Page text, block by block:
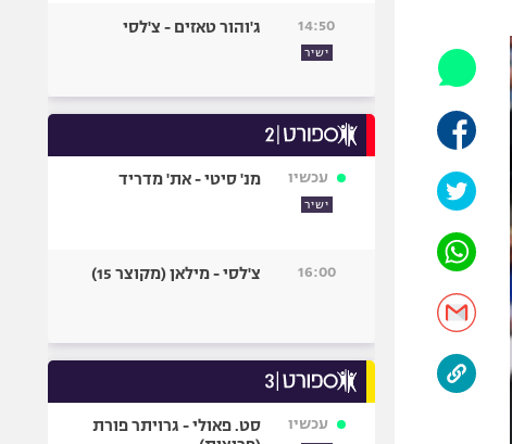
אופניים
כדורמים
פוטבול אמריקאי NFL
בייסבול MLB
14:50
ישיר
ג'והור טאזים - צ'לסי
עכשיו
ישיר
מנ' סיטי - את' מדריד
16:00 צ'לסי - מילאן (מקוצר 15)
עכשיו
סט. פאולי - גרויתר פורת